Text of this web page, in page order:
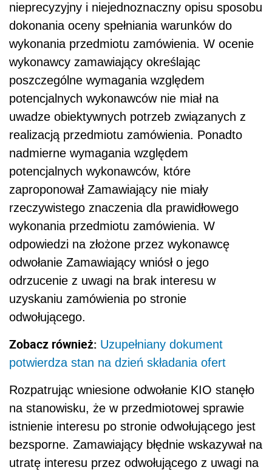
nieprecyzyjny i niejednoznaczny opisu sposobu
dokonania oceny spełniania warunków do
wykonania przedmiotu zamówienia. W ocenie
wykonawcy zamawiający określając
poszczególne wymagania względem
potencjalnych wykonawców nie miał na
uwadze obiektywnych potrzeb związanych z
realizacją przedmiotu zamówienia. Ponadto
nadmierne wymagania względem
potencjalnych wykonawców, które
zaproponował Zamawiający nie miały
rzeczywistego znaczenia dla prawidłowego
wykonania przedmiotu zamówienia. W
odpowiedzi na złożone przez wykonawcę
odwołanie Zamawiający wniósł o jego
odrzucenie z uwagi na brak interesu w
uzyskaniu zamówienia po stronie
odwołującego.
Zobacz również: Uzupełniany dokument
potwierdza stan na dzień składania ofert
Rozpatrując wniesione odwołanie KIO stanęło
na stanowisku, że w przedmiotowej sprawie
istnienie interesu po stronie odwołującego jest
bezsporne. Zamawiający błędnie wskazywał na
utratę interesu przez odwołującego z uwagi na